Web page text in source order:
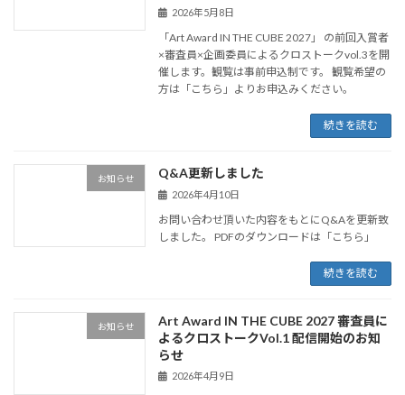
2026年5月8日
「Art Award IN THE CUBE 2027」 の前回入賞者
×審査員×企画委員によるクロストークvol.3を開
催します。観覧は事前申込制です。 観覧希望の
方は「こちら」よりお申込みください。
続きを読む
お知らせ Q&A更新しました
2026年4月10日
お問い合わせ頂いた内容をもとにQ&Aを更新致
しました。 PDFのダウンロードは「こちら」
続きを読む
お知らせ
Art Award IN THE CUBE 2027 審査員に
よるクロストークVol.1 配信開始のお知
らせ
2026年4月9日